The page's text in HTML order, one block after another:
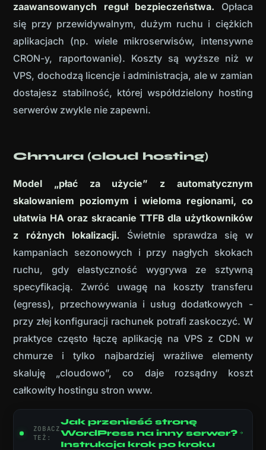
zaawansowanych reguł bezpieczeństwa. Opłaca
się przy przewidywalnym, dużym ruchu i ciężkich
aplikacjach (np. wiele mikroserwisów, intensywne
CRON-y, raportowanie). Koszty są wyższe niż w
VPS, dochodzą licencje i administracja, ale w zamian
dostajesz stabilność, której współdzielony hosting
serwerów zwykle nie zapewni.
Chmura (cloud hosting)
Model „płać za użycie” z automatycznym
skalowaniem poziomym i wieloma regionami, co
ułatwia HA oraz skracanie TTFB dla użytkowników
z różnych lokalizacji. Świetnie sprawdza się w
kampaniach sezonowych i przy nagłych skokach
ruchu, gdy elastyczność wygrywa ze sztywną
specyfikacją. Zwróć uwagę na koszty transferu
(egress), przechowywania i usług dodatkowych -
przy złej konfiguracji rachunek potrafi zaskoczyć. W
praktyce często łączę aplikację na VPS z CDN w
chmurze i tylko najbardziej wrażliwe elementy
skaluję „cloudowo”, co daje rozsądny koszt
całkowity hostingu stron www.
ZOBACZ
TEŻ:
Jak przenieść stronę
WordPress na inny serwer?
Instrukcja krok po kroku